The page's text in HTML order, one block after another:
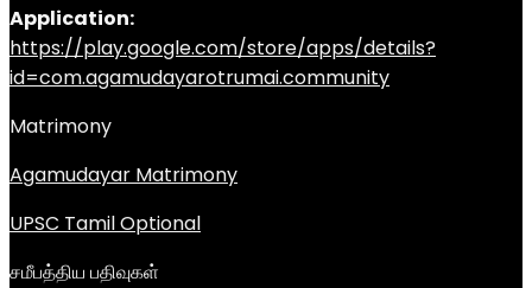
Application:
https://play.google.com/store/apps/details?
id=com.agamudayarotrumai.community
Matrimony
Agamudayar Matrimony
UPSC Tamil Optional
சமீபத்திய பதிவுகள்